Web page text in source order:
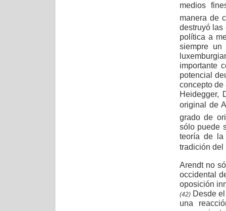
medios 
manera de
destruyó
política a
siempre
importante
potencial
concepto de
Heidegger,
original de
grado de
sólo puede
teoría de
tradición del
Arendt no
occidental
oposición
(42)Desde el
una